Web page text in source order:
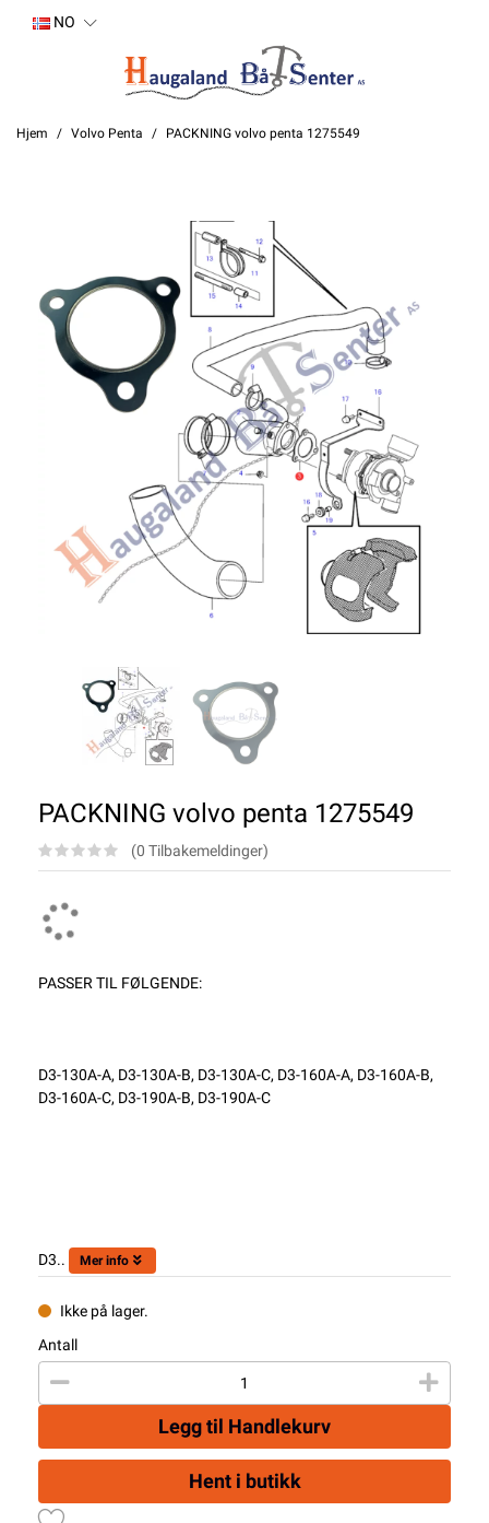
NO
Hjem Volvo Penta PACKNING volvo penta 1275549
PACKNING volvo penta 1275549
(0 Tilbakemeldinger)
PASSER TIL FØLGENDE:
D3-130A-A, D3-130A-B, D3-130A-C, D3-160A-A, D3-160A-B,
D3-160A-C, D3-190A-B, D3-190A-C
D3.. Mer info
Ikke på lager.
Antall
Legg til Handlekurv
Hent i butikk